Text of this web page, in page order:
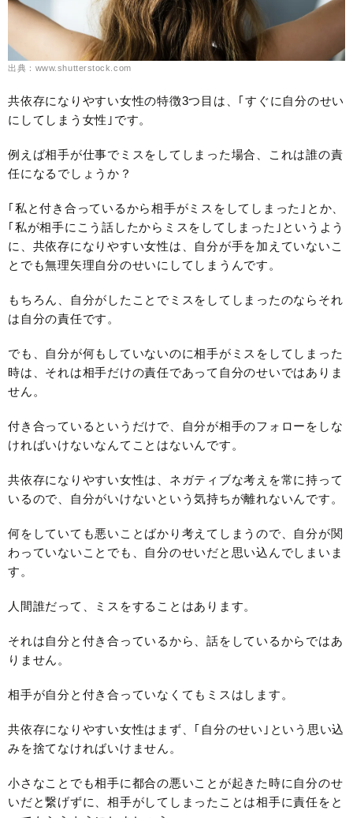
出典：www.shutterstock.com
共依存になりやすい女性の特徴3つ目は、｢すぐに自分のせい
にしてしまう女性｣です。
例えば相手が仕事でミスをしてしまった場合、これは誰の責
任になるでしょうか？
｢私と付き合っているから相手がミスをしてしまった｣とか、
｢私が相手にこう話したからミスをしてしまった｣というよう
に、共依存になりやすい女性は、自分が手を加えていないこ
とでも無理矢理自分のせいにしてしまうんです。
もちろん、自分がしたことでミスをしてしまったのならそれ
は自分の責任です。
でも、自分が何もしていないのに相手がミスをしてしまった
時は、それは相手だけの責任であって自分のせいではありま
せん。
付き合っているというだけで、自分が相手のフォローをしな
ければいけないなんてことはないんです。
共依存になりやすい女性は、ネガティブな考えを常に持って
いるので、自分がいけないという気持ちが離れないんです。
何をしていても悪いことばかり考えてしまうので、自分が関
わっていないことでも、自分のせいだと思い込んでしまいま
す。
人間誰だって、ミスをすることはあります。
それは自分と付き合っているから、話をしているからではあ
りません。
相手が自分と付き合っていなくてもミスはします。
共依存になりやすい女性はまず、｢自分のせい｣という思い込
みを捨てなければいけません。
小さなことでも相手に都合の悪いことが起きた時に自分のせ
いだと繋げずに、相手がしてしまったことは相手に責任をと